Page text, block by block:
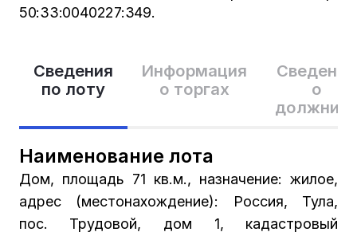
Сведения
по лоту
Информация
о торгах
Сведения
о
Наименование лота
Дом, площадь 71 кв.м., назначение: жилое,
адрес (местонахождение): Россия, Тула,
пос. Трудовой, дом 1, кадастровый
50:33:0040227:349.